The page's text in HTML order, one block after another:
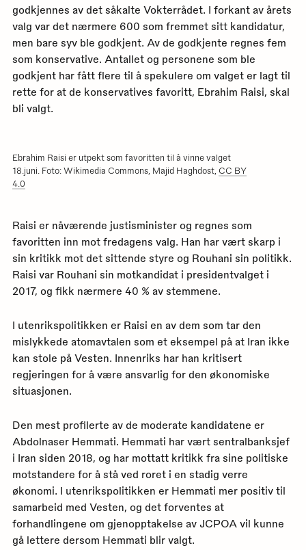
godkjennes av det såkalte Vokterrådet. I forkant av årets
valg var det nærmere 600 som fremmet sitt kandidatur,
men bare syv ble godkjent. Av de godkjente regnes fem
som konservative. Antallet og personene som ble
godkjent har fått flere til å spekulere om valget er lagt til
rette for at de konservatives favoritt, Ebrahim Raisi, skal
bli valgt.
Ebrahim Raisi er utpekt som favoritten til å vinne valget
18.juni. Foto: Wikimedia Commons, Majid Haghdost, CC BY
4.0
Raisi er nåværende justisminister og regnes som
favoritten inn mot fredagens valg. Han har vært skarp i
sin kritikk mot det sittende styre og Rouhani sin politikk.
Raisi var Rouhani sin motkandidat i presidentvalget i
2017, og fikk nærmere 40 % av stemmene.
I utenrikspolitikken er Raisi en av dem som tar den
mislykkede atomavtalen som et eksempel på at Iran ikke
kan stole på Vesten. Innenriks har han kritisert
regjeringen for å være ansvarlig for den økonomiske
situasjonen.
Den mest profilerte av de moderate kandidatene er
Abdolnaser Hemmati. Hemmati har vært sentralbanksjef
i Iran siden 2018, og har mottatt kritikk fra sine politiske
motstandere for å stå ved roret i en stadig verre
økonomi. I utenrikspolitikken er Hemmati mer positiv til
samarbeid med Vesten, og det forventes at
forhandlingene om gjenopptakelse av JCPOA vil kunne
gå lettere dersom Hemmati blir valgt.